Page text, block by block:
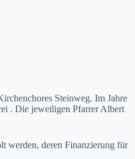
Stein­weg. Im Jahre
. Die jew­eili­gen Pfar­rer Albert
wer­den, deren Finanzierung für